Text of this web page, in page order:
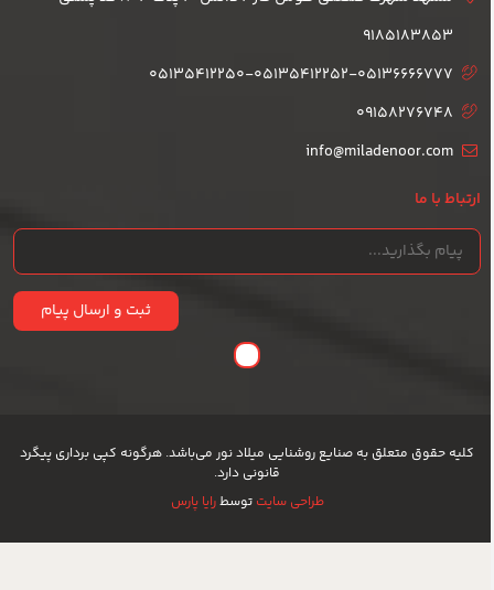
9185183853
05135412250-05135412252-05136666777
09158276748
info@miladenoor.com
ارتباط با ما
ثبت و ارسال پیام
کلیه حقوق متعلق به صنایع روشنایی میلاد نور می‌باشد. هرگونه کپی برداری پیگرد
قانونی دارد.
طراحی سایت توسط رایا پارس